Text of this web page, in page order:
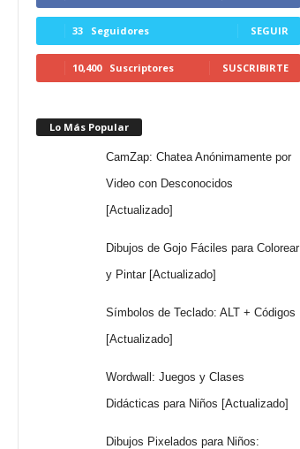
33 Seguidores SEGUIR
10,400 Suscriptores SUSCRIBIRTE
Lo Más Popular
CamZap: Chatea Anónimamente por
Video con Desconocidos
[Actualizado]
Dibujos de Gojo Fáciles para Colorear
y Pintar [Actualizado]
Símbolos de Teclado: ALT + Códigos
[Actualizado]
Wordwall: Juegos y Clases
Didácticas para Niños [Actualizado]
Dibujos Pixelados para Niños: